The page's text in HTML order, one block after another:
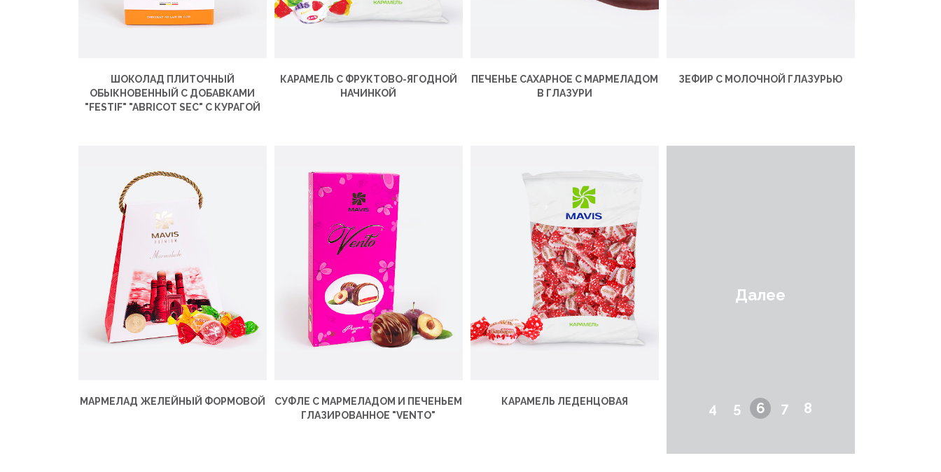
ШОКОЛАД ПЛИТОЧНЫЙ
ОБЫКНОВЕННЫЙ С ДОБАВКАМИ
"FESTIF" "ABRICOT SEC" С КУРАГОЙ
КАРАМЕЛЬ С ФРУКТОВО-ЯГОДНОЙ
НАЧИНКОЙ
ПЕЧЕНЬЕ САХАРНОЕ С МАРМЕЛАДОМ
В ГЛАЗУРИ
ЗЕФИР C МОЛОЧНОЙ ГЛАЗУРЬЮ
МАРМЕЛАД ЖЕЛЕЙНЫЙ ФОРМОВОЙ
СУФЛЕ С МАРМЕЛАДОМ И ПЕЧЕНЬЕМ
ГЛАЗИРОВАННОЕ "VENTO"
КАРАМЕЛЬ ЛЕДЕНЦОВАЯ
Далее
4 5 6 7 8